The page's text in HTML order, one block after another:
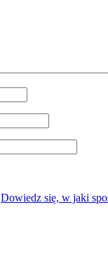
Dowiedz się, w jaki